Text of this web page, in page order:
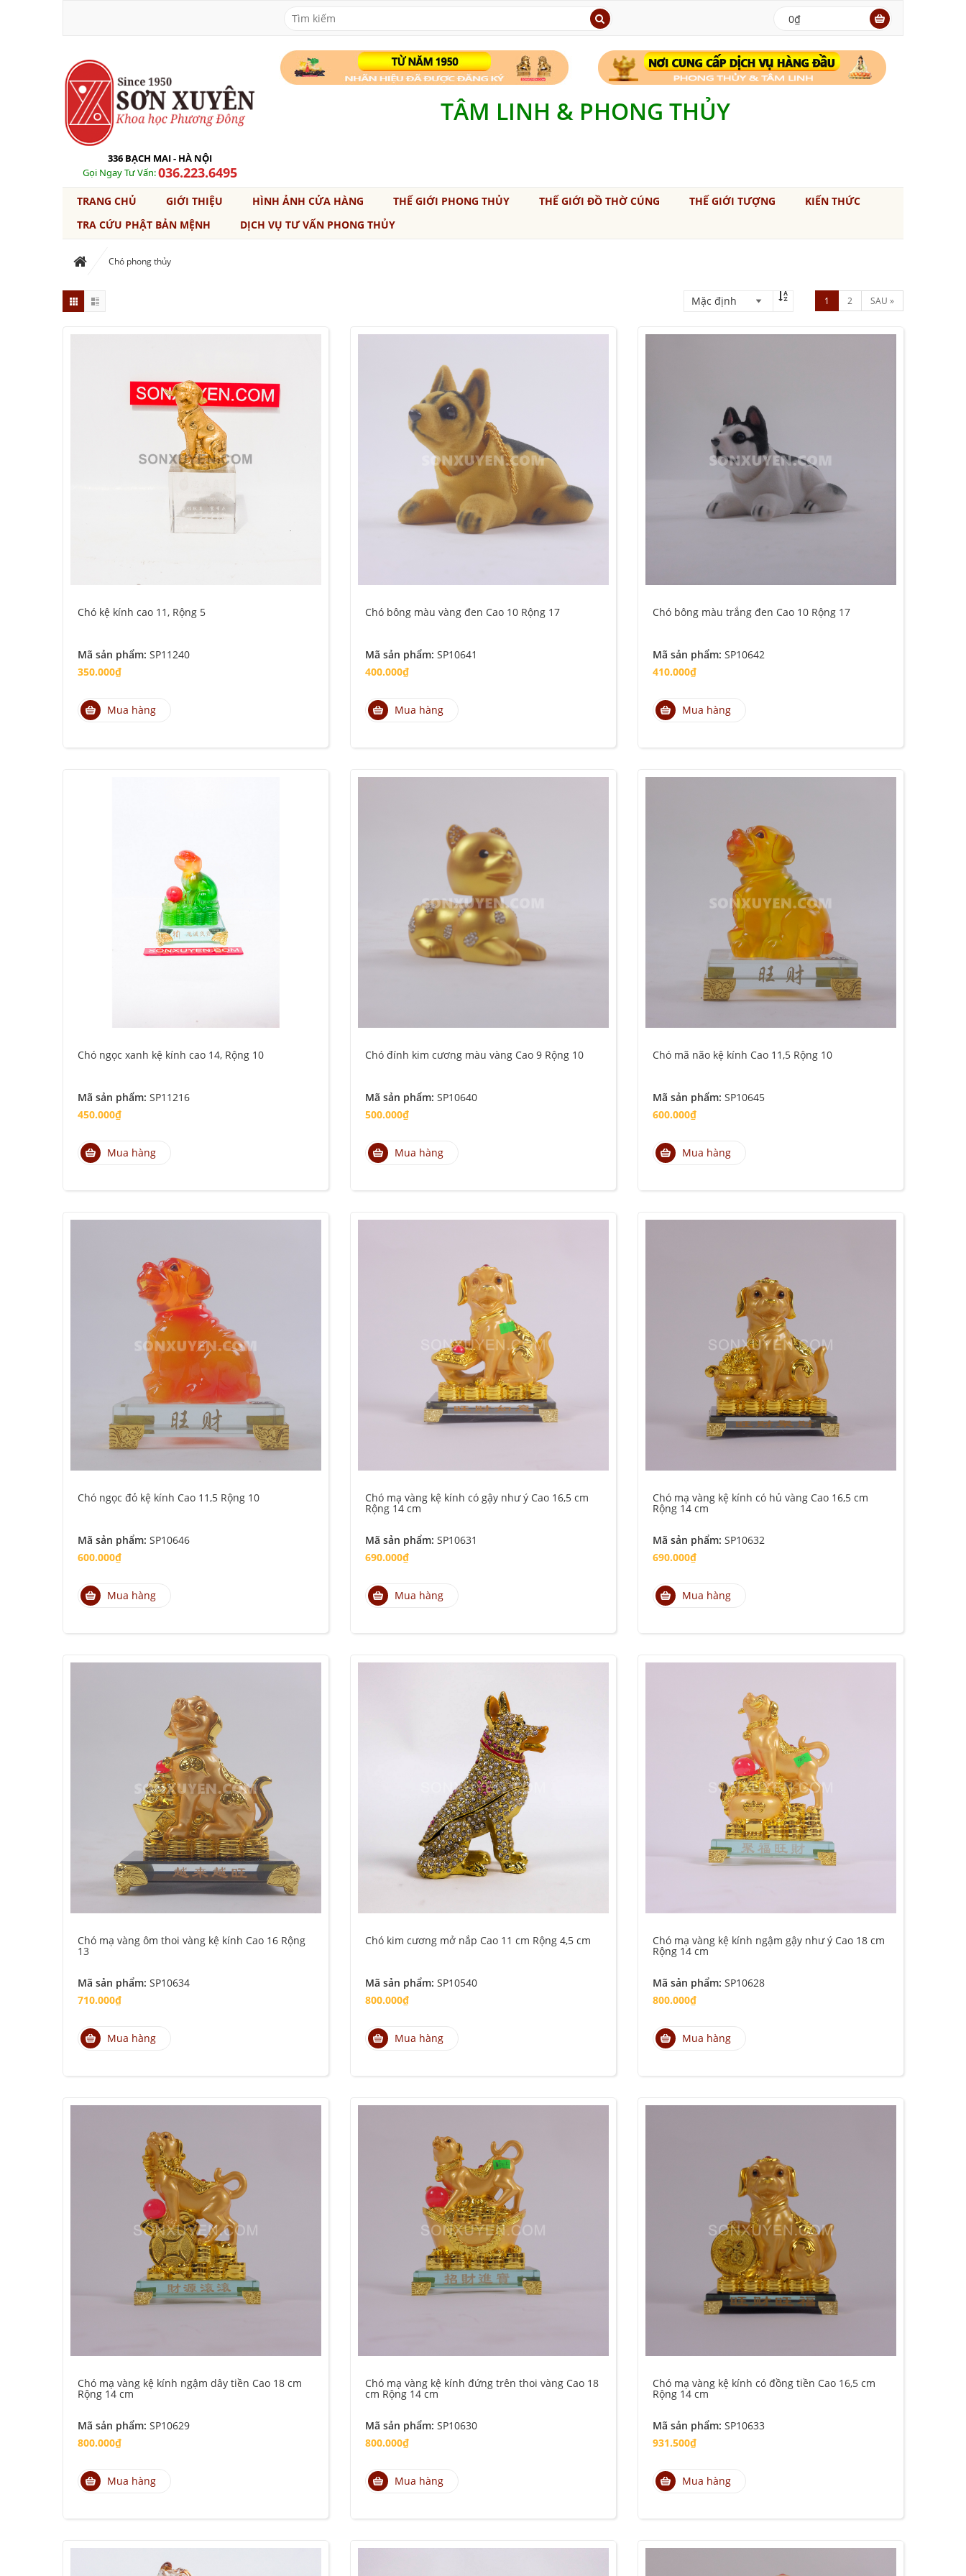
0₫
336 BẠCH MAI - HÀ NỘI
Gọi Ngay Tư Vấn:036.223.6495
TÂM LINH & PHONG THỦY
TRANG CHỦ GIỚI THIỆU HÌNH ẢNH CỬA HÀNG THẾ GIỚI PHONG THỦY THẾ GIỚI ĐỒ THỜ CÚNG THẾ GIỚI TƯỢNG
KIẾN THỨC
TRA CỨU PHẬT BẢN MỆNH
DỊCH VỤ TƯ VẤN PHONG THỦY
Chó phong thủy
1 2 SAU »
Chó kệ kính cao 11, Rộng 5
Mã sản phẩm: SP11240
350.000₫
Mua hàng
Chó bông màu vàng đen Cao 10 Rộng 17
Mã sản phẩm: SP10641
400.000₫
Mua hàng
Chó bông màu trắng đen Cao 10 Rộng 17
Mã sản phẩm: SP10642
410.000₫
Mua hàng
Chó ngọc xanh kệ kính cao 14, Rộng 10
Mã sản phẩm: SP11216
450.000₫
Mua hàng
Chó đính kim cương màu vàng Cao 9 Rộng 10
Mã sản phẩm: SP10640
500.000₫
Mua hàng
Chó mã não kệ kính Cao 11,5 Rộng 10
Mã sản phẩm: SP10645
600.000₫
Mua hàng
Chó ngọc đỏ kệ kính Cao 11,5 Rộng 10
Mã sản phẩm: SP10646
600.000₫
Mua hàng
Chó mạ vàng kệ kính có gậy như ý Cao 16,5 cm
Rộng 14 cm
Mã sản phẩm: SP10631
690.000₫
Mua hàng
Chó mạ vàng kệ kính có hủ vàng Cao 16,5 cm
Rộng 14 cm
Mã sản phẩm: SP10632
690.000₫
Mua hàng
Chó mạ vàng ôm thoi vàng kệ kính Cao 16 Rộng
13
Mã sản phẩm: SP10634
710.000₫
Mua hàng
Chó kim cương mở nắp Cao 11 cm Rộng 4,5 cm
Mã sản phẩm: SP10540
800.000₫
Mua hàng
Chó mạ vàng kệ kính ngậm gậy như ý Cao 18 cm
Rộng 14 cm
Mã sản phẩm: SP10628
800.000₫
Mua hàng
Chó mạ vàng kệ kính ngậm dây tiền Cao 18 cm
Rộng 14 cm
Mã sản phẩm: SP10629
800.000₫
Mua hàng
Chó mạ vàng kệ kính đứng trên thoi vàng Cao 18
cm Rộng 14 cm
Mã sản phẩm: SP10630
800.000₫
Mua hàng
Chó mạ vàng kệ kính có đồng tiền Cao 16,5 cm
Rộng 14 cm
Mã sản phẩm: SP10633
931.500₫
Mua hàng